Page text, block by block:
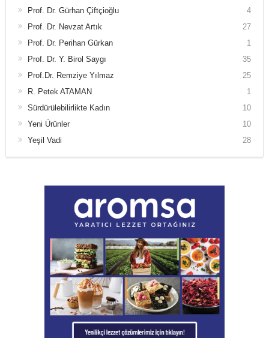
Prof. Dr. Gürhan Çiftçioğlu
4
Prof. Dr. Nevzat Artık
27
Prof. Dr. Perihan Gürkan
1
Prof. Dr. Y. Birol Saygı
35
Prof.Dr. Remziye Yılmaz
25
R. Petek ATAMAN
1
Sürdürülebilirlikte Kadın
10
Yeni Ürünler
10
Yeşil Vadi
28